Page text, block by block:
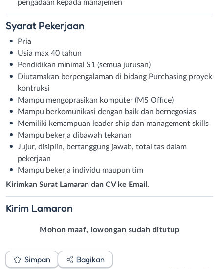
pengadaan kepada manajemen
Syarat Pekerjaan
Pria
Usia max 40 tahun
Pendidikan minimal S1 (semua jurusan)
Diutamakan berpengalaman di bidang Purchasing proyek
kontruksi
Mampu mengoprasikan komputer (MS Office)
Mampu berkomunikasi dengan baik dan bernegosiasi
Memiliki kemampuan leader ship dan management skills
Mampu bekerja dibawah tekanan
Jujur, disiplin, bertanggung jawab, totalitas dalam
pekerjaan
Mampu bekerja individu maupun tim
Kirimkan Surat Lamaran dan CV ke Email.
Kirim Lamaran
Mohon maaf, lowongan sudah ditutup
Simpan Bagikan